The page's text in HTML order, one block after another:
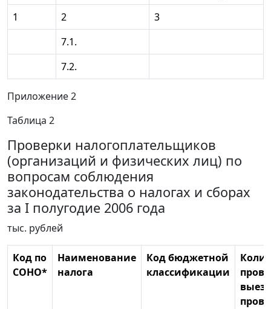
1
2
3
7.1.
7.2.
Приложение 2
Таблица 2
Проверки налогоплательщиков
(организаций и физических лиц) по
вопросам соблюдения
законодательства о налогах и сборах
за I полугодие 2006 года
тыс. рублей
Код по
СОНО*
Наименование
налога
Код бюджетной
классификации